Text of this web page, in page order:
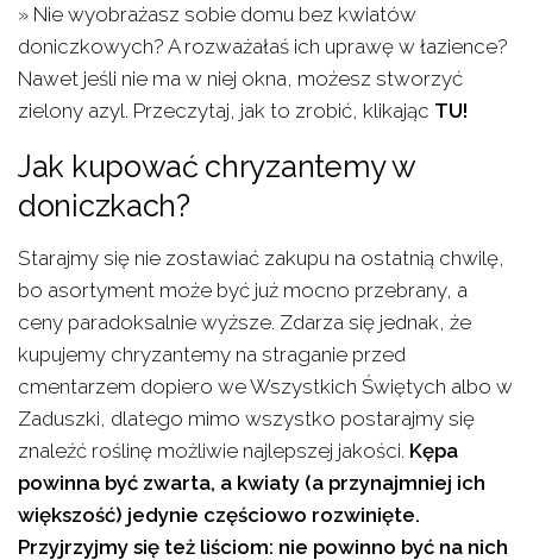
» Nie wyobrażasz sobie domu bez kwiatów
doniczkowych? A rozważałaś ich uprawę w łazience?
Nawet jeśli nie ma w niej okna, możesz stworzyć
zielony azyl. Przeczytaj, jak to zrobić, klikając TU!
Jak kupować chryzantemy w
doniczkach?
Starajmy się nie zostawiać zakupu na ostatnią chwilę,
bo asortyment może być już mocno przebrany, a
ceny paradoksalnie wyższe. Zdarza się jednak, że
kupujemy chryzantemy na straganie przed
cmentarzem dopiero we Wszystkich Świętych albo w
Zaduszki, dlatego mimo wszystko postarajmy się
znaleźć roślinę możliwie najlepszej jakości. Kępa
powinna być zwarta, a kwiaty (a przynajmniej ich
większość) jedynie częściowo rozwinięte.
Przyjrzyjmy się też liściom: nie powinno być na nich